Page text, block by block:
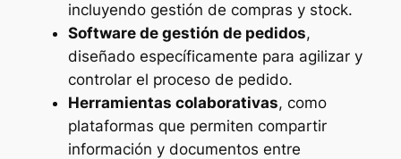
incluyendo gestión de compras y stock.
Software de gestión de pedidos,
diseñado específicamente para agilizar y
controlar el proceso de pedido.
Herramientas colaborativas, como
plataformas que permiten compartir
información y documentos entre